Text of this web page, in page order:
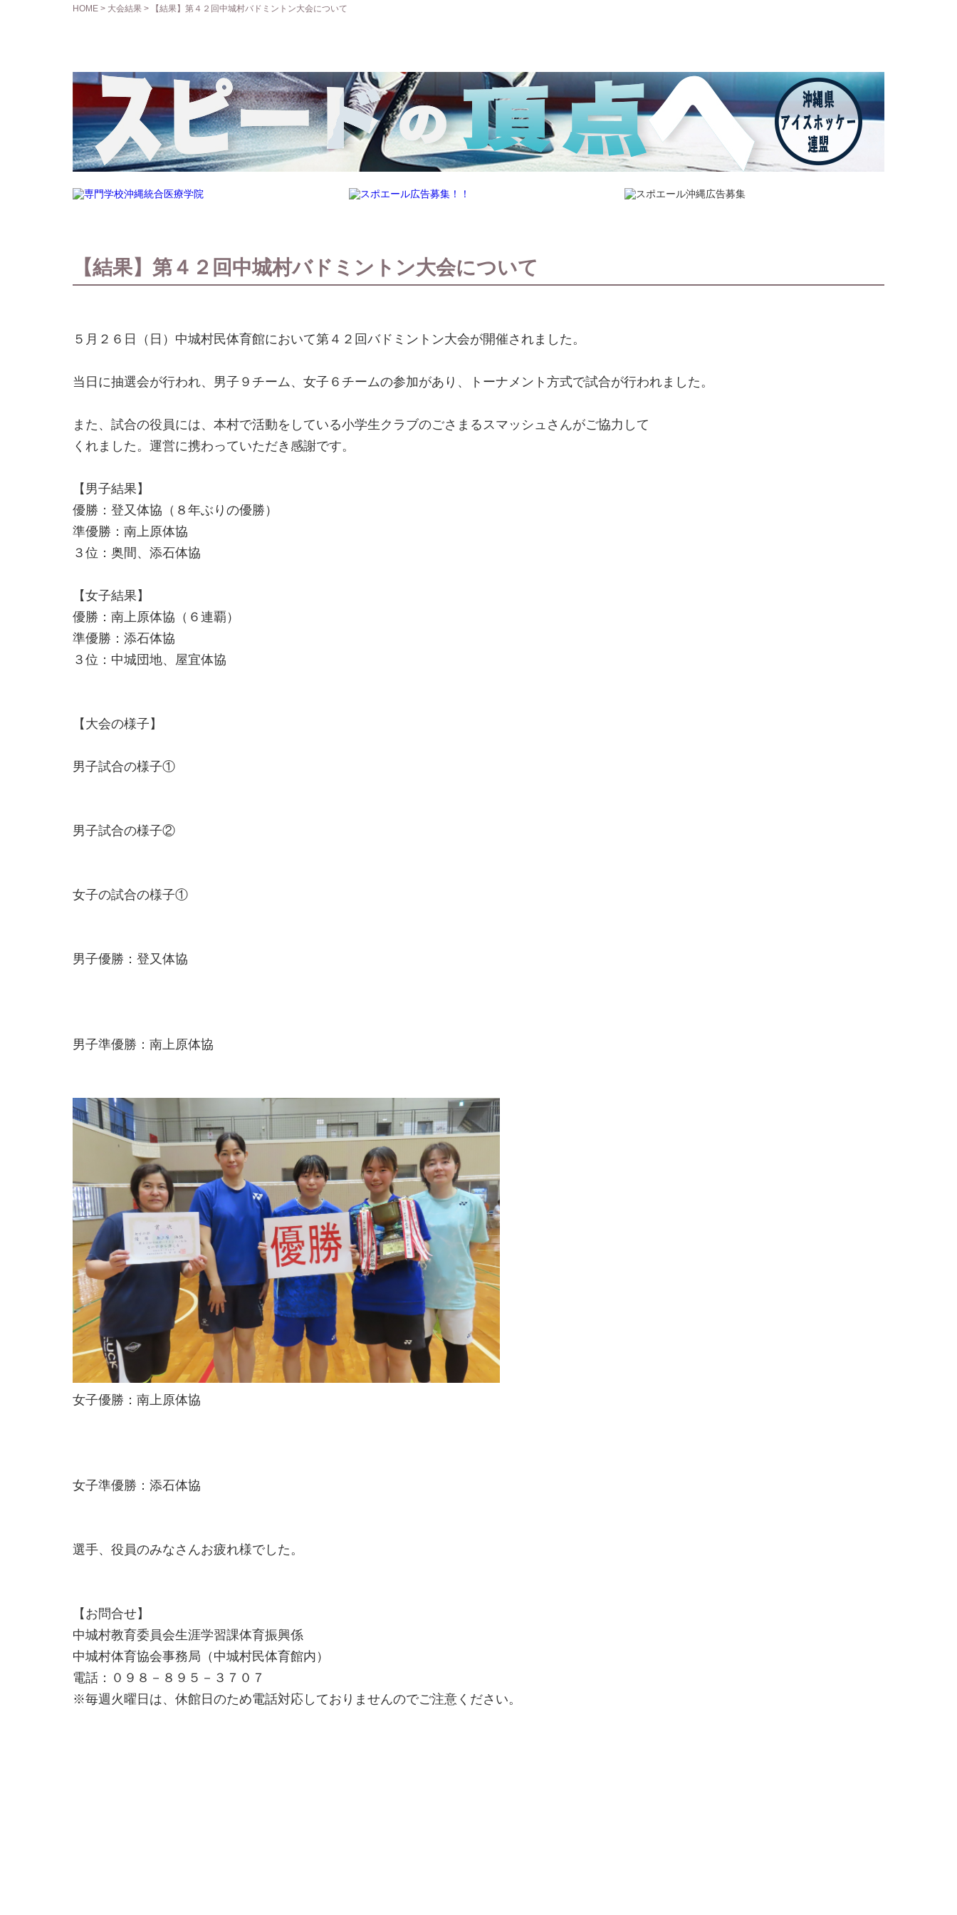
HOME > 大会結果 > 【結果】第４２回中城村バドミントン大会について
【結果】第４２回中城村バドミントン大会について
５月２６日（日）中城村民体育館において第４２回バドミントン大会が開催されました。
当日に抽選会が行われ、男子９チーム、女子６チームの参加があり、トーナメント方式で試合が行われました。
また、試合の役員には、本村で活動をしている小学生クラブのごさまるスマッシュさんがご協力して
くれました。運営に携わっていただき感謝です。
【男子結果】
優勝：登又体協（８年ぶりの優勝）
準優勝：南上原体協
３位：奥間、添石体協
【女子結果】
優勝：南上原体協（６連覇）
準優勝：添石体協
３位：中城団地、屋宜体協
【大会の様子】
男子試合の様子①
男子試合の様子②
女子の試合の様子①
男子優勝：登又体協
男子準優勝：南上原体協
女子優勝：南上原体協
女子準優勝：添石体協
選手、役員のみなさんお疲れ様でした。
【お問合せ】
中城村教育委員会生涯学習課体育振興係
中城村体育協会事務局（中城村民体育館内）
電話：０９８－８９５－３７０７
※毎週火曜日は、休館日のため電話対応しておりませんのでご注意ください。